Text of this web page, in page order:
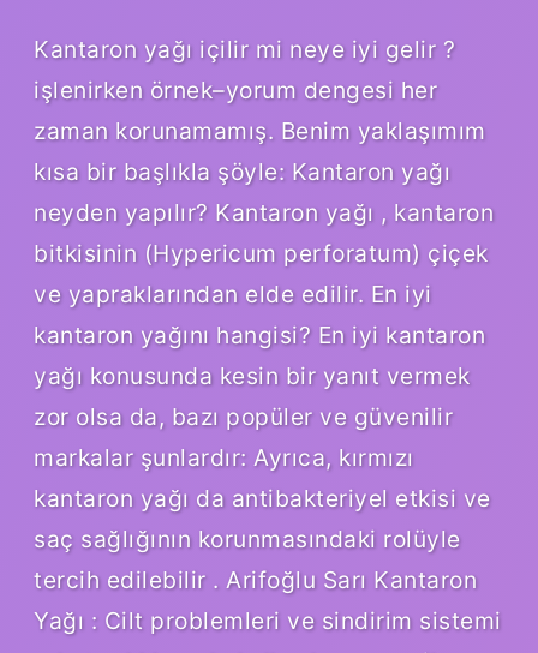
Kantaron yağı içilir mi neye iyi gelir ?
işlenirken örnek–yorum dengesi her
zaman korunamamış. Benim yaklaşımım
kısa bir başlıkla şöyle: Kantaron yağı
neyden yapılır? Kantaron yağı , kantaron
bitkisinin (Hypericum perforatum) çiçek
ve yapraklarından elde edilir. En iyi
kantaron yağını hangisi? En iyi kantaron
yağı konusunda kesin bir yanıt vermek
zor olsa da, bazı popüler ve güvenilir
markalar şunlardır: Ayrıca, kırmızı
kantaron yağı da antibakteriyel etkisi ve
saç sağlığının korunmasındaki rolüyle
tercih edilebilir . Arifoğlu Sarı Kantaron
Yağı : Cilt problemleri ve sindirim sistemi